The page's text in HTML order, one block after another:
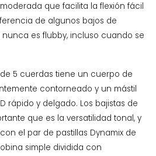
que facilita la flexión fácil
de algunos bajos de
es flubby, incluso cuando se
de 5 cuerdas tiene un cuerpo de
contorneado y un mástil
rápido y delgado. Los bajistas de
que es la versatilidad tonal, y
el par de pastillas Dynamix de
simple dividida con